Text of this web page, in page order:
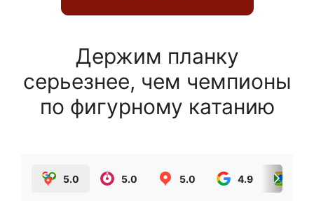
Держим планку
серьезнее, чем чемпионы
по фигурному катанию
5.0 5.0 5.0 4.9